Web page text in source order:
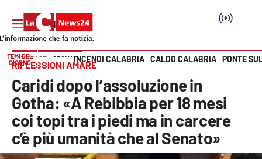
SEZIONI
Cronaca
Politica
Vai
TEMI DEL
GIORNO
INCENDI CALABRIA CALDO CALABRIA PONTE
HOME PAGE CRONACA
RIFLESSIONI AMARE
Caridi dopo l’assoluzione in
Gotha: «A Rebibbia per 18 mesi
coi topi tra i piedi ma in carcere
c’è più umanità che al Senato»